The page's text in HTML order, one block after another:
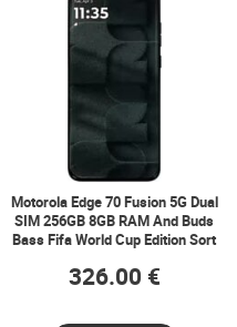
Motorola Edge 70 Fusion 5G Dual
SIM 256GB 8GB RAM And Buds
Bass Fifa World Cup Edition Sort
326.00 €